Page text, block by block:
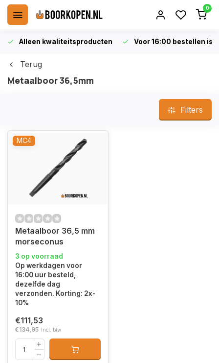
0
Alleen kwaliteitsproducten Voor 16:00 bestellen is
Terug
Metaalboor 36,5mm
Filters
MC4
Metaalboor 36,5 mm
morseconus
3 op voorraad
Op werkdagen voor
16:00 uur besteld,
dezelfde dag
verzonden. Korting: 2x-
10%
€111,53
€134,95 Incl. btw